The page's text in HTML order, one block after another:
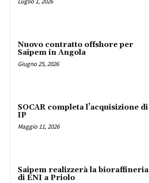
Nuovo contratto offshore per
Saipem in Angola
Giugno 25, 2026
SOCAR completa l’acquisizione di
IP
Maggio 11, 2026
Saipem realizzerà la bioraffineria
di ENI a Priolo